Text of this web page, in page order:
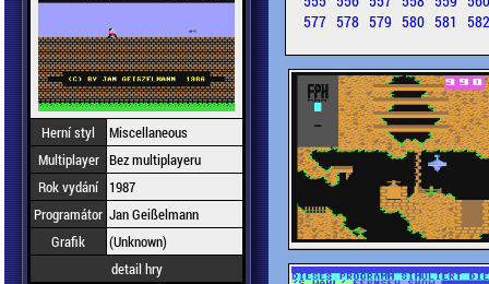
Herní styl
Miscellaneous
Multiplayer Bez multiplayeru
Rok vydání
1987
Programátor Jan Geißelmann
Grafik
(Unknown)
detail hry
577 578 579 580 581